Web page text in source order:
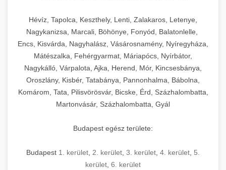
Hévíz, Tapolca, Keszthely, Lenti, Zalakaros, Letenye,
Nagykanizsa, Marcali, Böhönye, Fonyód, Balatonlelle,
Encs, Kisvárda, Nagyhalász, Vásárosnamény, Nyíregyháza,
Mátészalka, Fehérgyarmat, Máriapócs, Nyírbátor,
Nagykálló, Várpalota, Ajka, Herend, Mór, Kincsesbánya,
Oroszlány, Kisbér, Tatabánya, Pannonhalma, Bábolna,
Komárom, Tata, Pilisvörösvár, Bicske, Érd, Százhalombatta,
Martonvásár, Százhalombatta, Gyál
Budapest egész területe:
Budapest 1. kerület 2. kerület 3. kerület 4. kerület 5.
kerület 6. kerület